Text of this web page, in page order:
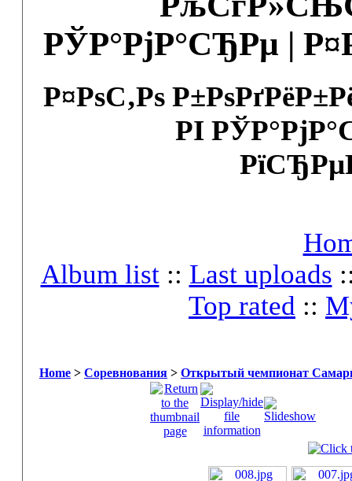
РЎР°РјР°СЂРµ |
Р¤РѕС‚Рѕ
РІ
Album list:: Last uploads
Top rated ::
Home > Соревнования > Открытый чемпионат